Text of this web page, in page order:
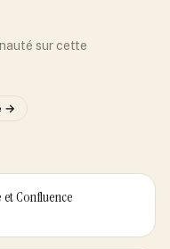
sur cette
→
Confluence